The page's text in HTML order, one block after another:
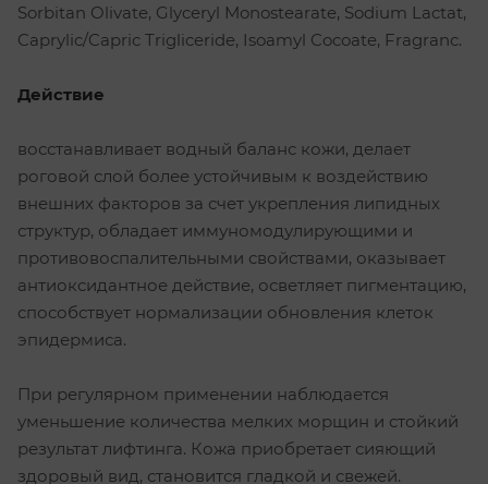
Sorbitan Olivate, Glyceryl Monostearate, Sodium Lactat,
Caprylic/Capric Trigliceride, Isoamyl Cocoate, Fragranc.
Действие
восстанавливает водный баланс кожи, делает
роговой слой более устойчивым к воздействию
внешних факторов за счет укрепления липидных
структур, обладает иммуномодулирующими и
противовоспалительными свойствами, оказывает
антиоксидантное действие, осветляет пигментацию,
способствует нормализации обновления клеток
эпидермиса.
При регулярном применении наблюдается
уменьшение количества мелких морщин и стойкий
результат лифтинга. Кожа приобретает сияющий
здоровый вид, становится гладкой и свежей.